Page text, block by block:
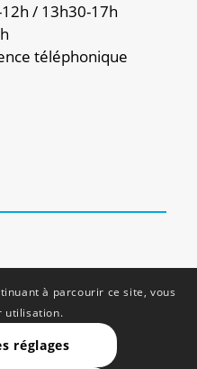
/ 13h30-17h
téléphonique
à parcourir ce site, vous
utilisation.
réglages